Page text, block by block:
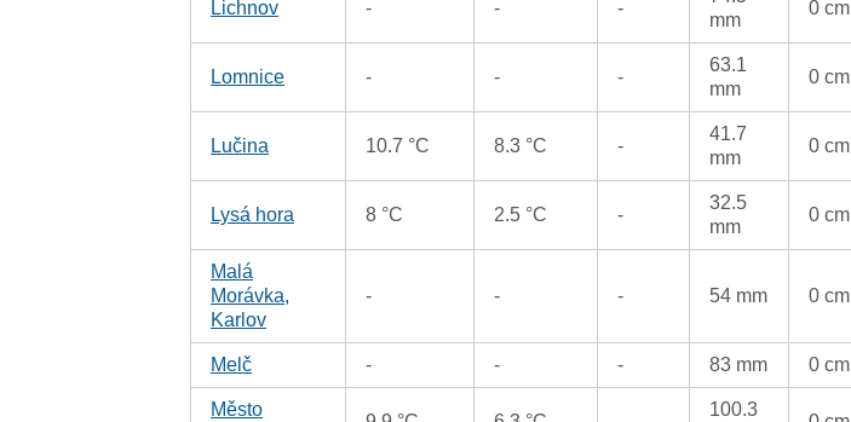
Lichnov - - -
mm
0 cm
Lomnice - - -
63.1
mm
0 cm
Lučina 10.7 °C 8.3 °C -
41.7
mm
0 cm
Lysá hora 8 °C 2.5 °C -
32.5
mm
0 cm
Malá
Morávka,
Karlov
- - - 54 mm 0 cm
Melč - - - 83 mm 0 cm
Město 100.3